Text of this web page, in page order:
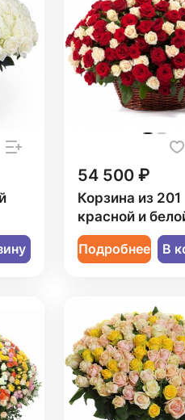
54 500 ₽
Корзина из 201
красной и
Подробнее В